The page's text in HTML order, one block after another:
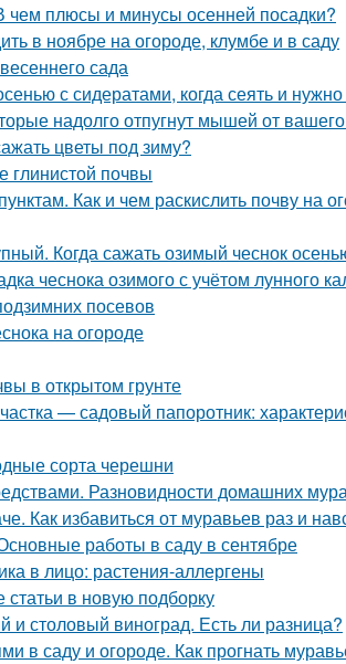
чем плюсы и минусы осенней посадки?
в ноябре на огороде, клумбе и в саду
сада
с сидератами, когда сеять и
надолго отпугнут мышей от вашего
цветы под зиму?
глинистой почвы
Как и чем раскислить почву на
Когда сажать озимый чеснок
чеснока озимого с учётом лунного
посевов
на огороде
в открытом грунте
— садовый папоротник:
сорта черешни
Разновидности домашних
Как избавиться от муравьев раз и
работы в саду в сентябре
в лицо: растения-аллергены
в новую подборку
и столовый виноград. Есть ли разница?
в саду и огороде. Как прогнать